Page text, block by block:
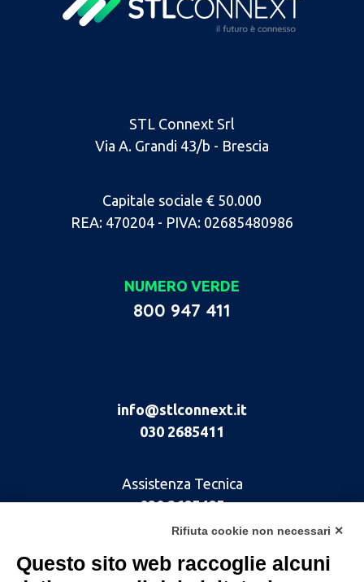
STL Connext Srl
Via A. Grandi 43/b - Brescia
Capitale sociale € 50.000
REA: 470204 - PIVA: 02685480986
NUMERO VERDE
800 947 411
info@stlconnext.it
030 2685411
Assistenza Tecnica
030 2685485
Rifiuta cookie non necessari ✕
Questo sito web raccoglie alcuni